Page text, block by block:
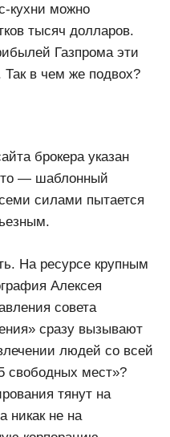
кухни можно
тысяч долларов.
Газпрома эти
в чем же подвох?
брокера указан
— шаблонный
силами пытается
На ресурсе крупным
Алексея
совета
сразу вызывают
людей со всей
свободных мест»?
тянут на
никак не на